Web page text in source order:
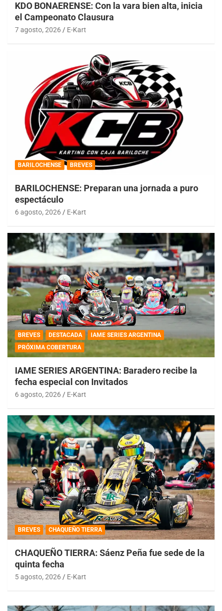
KDO BONAERENSE: Con la vara bien alta, inicia
el Campeonato Clausura
7 agosto, 2026 E-Kart
BARILOCHENSE BREVES
BARILOCHENSE: Preparan una jornada a puro
espectáculo
6 agosto, 2026 E-Kart
BREVES DESTACADA
IAME SERIES ARGENTINA
PRÓXIMA COBERTURA
IAME SERIES ARGENTINA: Baradero recibe la
fecha especial con Invitados
6 agosto, 2026 E-Kart
BREVES CHAQUEÑO TIERRA
CHAQUEÑO TIERRA: Sáenz Peña fue sede de la
quinta fecha
5 agosto, 2026 E-Kart